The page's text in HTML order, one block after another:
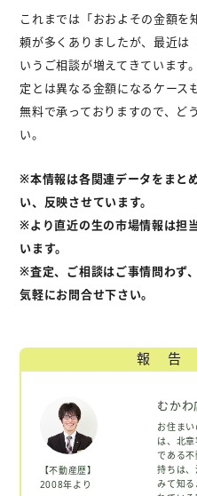
これまでは「おおよその金額
頼が多くありましたが、最近は
いうご相談が増えてきています
定とは異なる金額になるケース
無料で承っておりますので、ど
い。
※本情報は各関連データをまと
い、反映させています。
※より直近の生の市場情報は担
います。
※査定、ご相談はご事情問わず
気軽にお問合せ下さい。
報
【不動産歴】
2008年より
むか
お住ま
は、北
である
持ちは
みて知